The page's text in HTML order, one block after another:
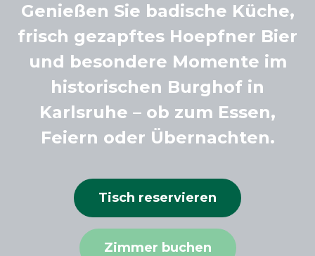
Genießen Sie badische Küche,
frisch gezapftes Hoepfner Bier
und besondere Momente im
historischen Burghof in
Karlsruhe – ob zum Essen,
Feiern oder Übernachten.
Tisch reservieren
Zimmer buchen